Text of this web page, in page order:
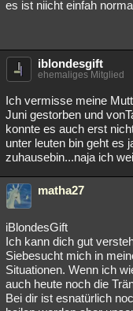
es ist niicht einfah
iblondesgift
ehemaliges Mitglied
Ich vermisse meine
Juni gestorben und
konnte es auch erst
unter leuten bin geht es
zuhausebin...naja ich
matha27
iBlondesGift
Ich kann dich gut
Siebesucht mich in
Situationen. Wenn ich
auch heute noch die
Bei dir ist esnatürlich